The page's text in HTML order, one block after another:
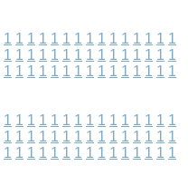
1 1 1 1 1 1 1 1 1 1 1 1 1 1 1
1 1 1 1 1 1 1 1 1 1 1 1 1 1 1
1 1 1 1 1 1 1 1 1 1 1 1 1 1 1
1 1 1 1 1 1 1 1 1 1 1 1 1 1 1
1 1 1 1 1 1 1 1 1 1 1 1 1 1 1
1 1 1 1 1 1 1 1 1 1 1 1 1 1 1